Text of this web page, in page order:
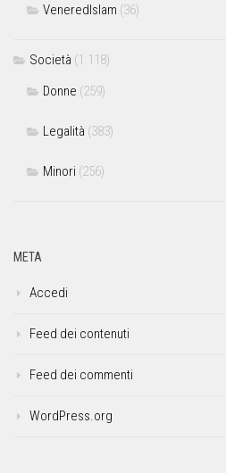
VeneredIslam (36)
Società (1.118)
Donne (259)
Legalità (383)
Minori (256)
META
Accedi
Feed dei contenuti
Feed dei commenti
WordPress.org